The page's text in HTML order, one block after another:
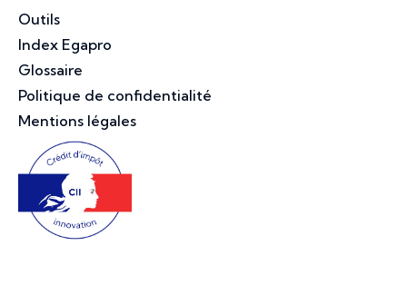
Outils
Index Egapro
Glossaire
Politique de confidentialité
Mentions légales